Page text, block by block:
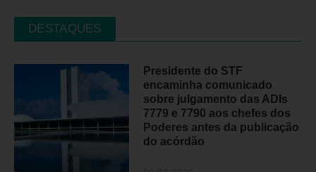
DESTAQUES
Presidente do STF
encaminha comunicado
sobre julgamento das ADIs
7779 e 7790 aos chefes dos
Poderes antes da publicação
do acórdão